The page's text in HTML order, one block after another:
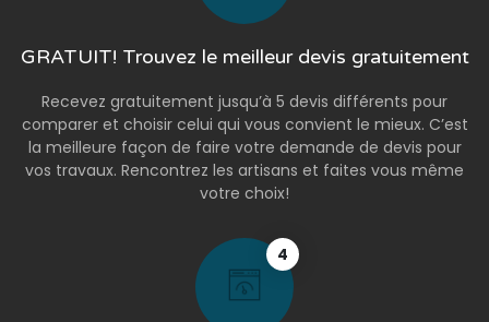
GRATUIT! Trouvez le meilleur devis gratuitement
Recevez gratuitement jusqu’à 5 devis différents pour
comparer et choisir celui qui vous convient le mieux. C’est
la meilleure façon de faire votre demande de devis pour
vos travaux. Rencontrez les artisans et faites vous même
votre choix!
4